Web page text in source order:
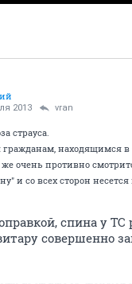
2013 vran
страуса.
гражданам, находящимся
очень противно
и со всех сторон
спина у ТС
совершенно